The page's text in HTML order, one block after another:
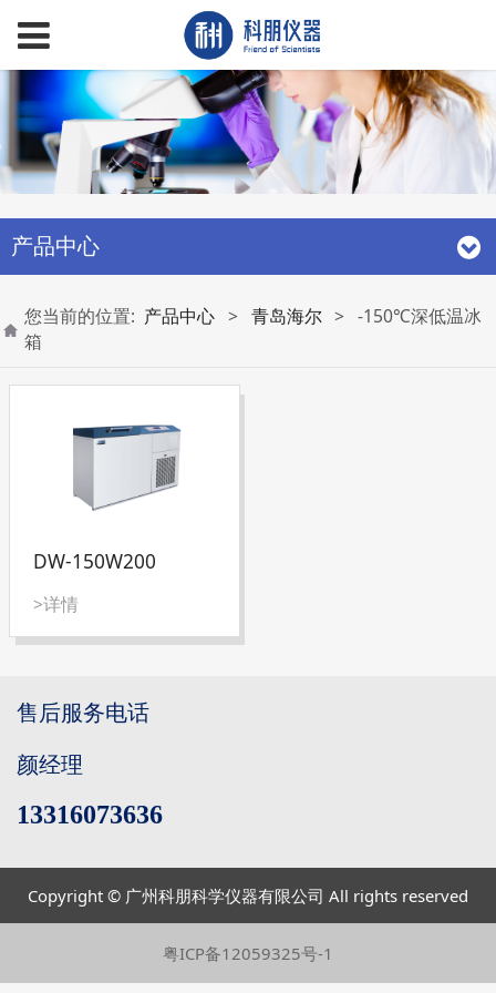
产品中心
您当前的位置: 产品中心 > 青岛海尔 >
-150℃深低温冰
箱
DW-150W200
>详情
售后服务电话
颜经理
13316073636
Copyright © 广州科朋科学仪器有限公司 All rights reserved
粤ICP备12059325号-1